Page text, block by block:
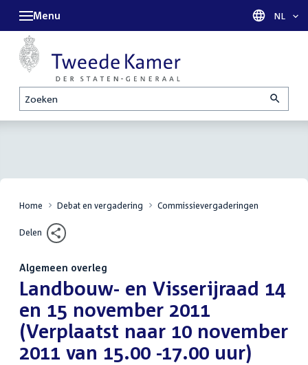
Zoeken
Menu Taal
NL
Home Debat en vergadering Commissievergaderingen
Delen
Algemeen overleg
:Landbouw- en Visserijraad 14
en 15 november 2011
(Verplaatst naar 10 november
2011 van 15.00 -17.00 uur)